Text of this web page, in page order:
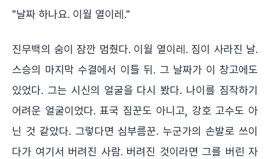
"날짜 하나요. 이월 열이레."
진무백의 숨이 잠깐 멈췄다. 이월 열이레. 짐이 사라진 날.
스승의 마지막 수결에서 이틀 뒤. 그 날짜가 이 창고에도
있었다. 그는 시신의 얼굴을 다시 봤다. 나이를 짐작하기
어려운 얼굴이었다. 표국 짐꾼도 아니고, 강호 고수도 아
닌 것 같았다. 그렇다면 심부름꾼. 누군가의 손발로 쓰이
다가 여기서 버려진 사람. 버려진 것이라면 그를 버린 자